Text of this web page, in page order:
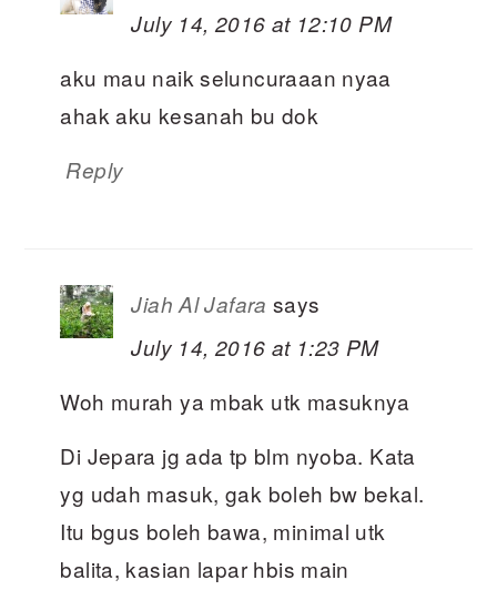
July 14, 2016 at 12:10 PM
aku mau naik seluncuraaan nyaa
ahak aku kesanah bu dok
Reply
Jiah Al Jafara says
July 14, 2016 at 1:23 PM
Woh murah ya mbak utk masuknya
Di Jepara jg ada tp blm nyoba. Kata
yg udah masuk, gak boleh bw bekal.
Itu bgus boleh bawa, minimal utk
balita, kasian lapar hbis main